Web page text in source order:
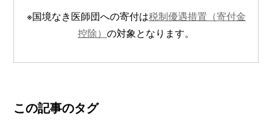
※国境なき医師団への寄付は税制優遇措置（寄付金
控除） の対象となります。
この記事のタグ